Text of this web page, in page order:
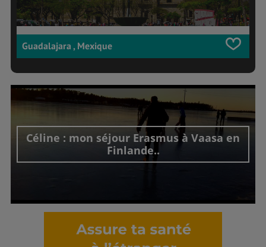
Guadalajara , Mexique
Céline : mon séjour Erasmus à Vaasa en
Finlande..
Découvrir cet interview